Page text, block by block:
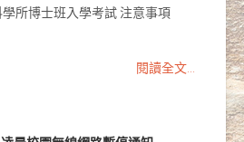
所博士班入學考試 注意事項
閱讀全文...